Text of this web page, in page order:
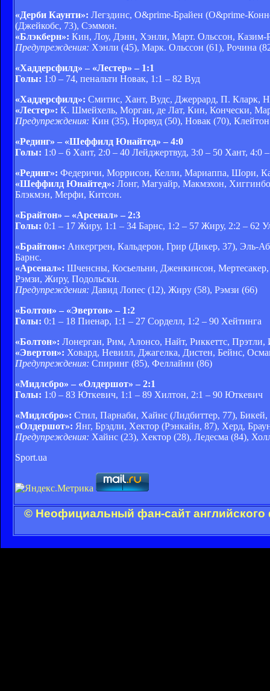
«Дерби Каунти»: Легздинс, О&prime-Брайен (О&prime-
(Джейкобс, 73), Сэммон.
«Блэкберн»: Кин, Лоу, Дэнн, Хэнли, Март. Ольссон, Казим-
Предупреждения: Хэнли (45), Марк. Ольссон (61), Рочина
«Хаддерсфилд» – «Лестер» – 1:1
Голы: 1:0 – 74, пенальти Новак, 1:1 – 82 Вуд
«Хаддерсфилд»: Смитис, Хант, Вудс, Джеррард, П. Кларк,
«Лестер»: К. Шмейхель, Морган, де Лат, Кин, Кончески,
Предупреждения: Кин (35), Норвуд (50), Новак (70),
«Рединг» – «Шеффилд Юнайтед» – 4:0
Голы: 1:0 – 6 Хант, 2:0 – 40 Лейджертвуд, 3:0 – 50 Хант, 4:0
«Рединг»: Федеричи, Моррисон, Келли, Мариаппа, Шори,
«Шеффилд Юнайтед»: Лонг, Магуайр, Макмэхон,
Блэкмэн, Мерфи, Китсон.
«Брайтон» – «Арсенал» – 2:3
Голы: 0:1 – 17 Жиру, 1:1 – 34 Барнс, 1:2 – 57 Жиру, 2:2 – 62
«Брайтон»: Анкергрен, Кальдерон, Грир (Дикер, 37), Эль-
Барнс.
«Арсенал»: Шченсны, Косьельни, Дженкинсон,
Рэмзи, Жиру, Подольски.
Предупреждения: Давид Лопес (12), Жиру (58), Рэмзи (66)
«Болтон» – «Эвертон» – 1:2
Голы: 0:1 – 18 Пиенар, 1:1 – 27 Сорделл, 1:2 – 90 Хейтинга
«Болтон»: Лонерган, Рим, Алонсо, Найт, Риккеттс,
«Эвертон»: Ховард, Невилл, Джагелка, Дистен, Бейнс,
Предупреждения: Спиринг (85), Феллайни (86)
«Мидлсбро» – «Олдершот» – 2:1
Голы: 1:0 – 83 Юткевич, 1:1 – 89 Хилтон, 2:1 – 90 Юткевич
«Мидлсбро»: Стил, Парнаби, Хайнс (Лидбиттер, 77),
«Олдершот»: Янг, Брэдли, Хектор (Рэнкайн, 87), Херд,
Предупреждения: Хайнс (23), Хектор (28), Ледесма (84),
Sport.ua
© Неофициальный фан-сайт английского